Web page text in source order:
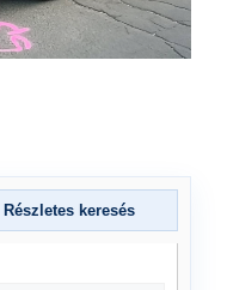
Részletes keresés